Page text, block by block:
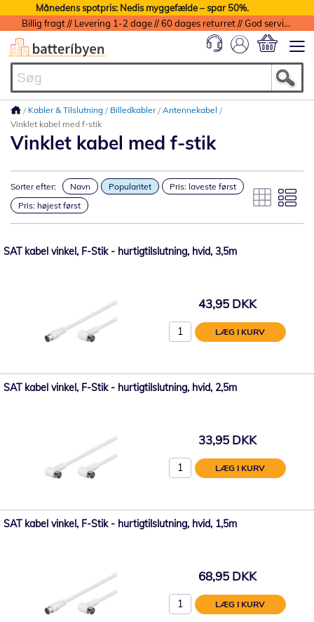
Månedens spotpris: Nedis myggefælde – spar 50%.
Billig fragt // Levering 1-2 dage // 60 dages returret // God service med garanti
Kabler & Tilslutning Billedkabler Antennekabel
Vinklet kabel med f-stik
Vinklet kabel med f-stik
Sorter efter: Navn Popularitet
Pris: laveste først
Pris: højest først
SAT kabel vinkel, F-Stik - hurtigtilslutning, hvid, 3,5m
43,95 DKK
LÆG I KURV
SAT kabel vinkel, F-Stik - hurtigtilslutning, hvid, 2,5m
33,95 DKK
LÆG I KURV
SAT kabel vinkel, F-Stik - hurtigtilslutning, hvid, 1,5m
68,95 DKK
LÆG I KURV